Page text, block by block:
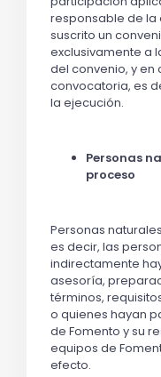
responsable de la
suscrito un
exclusivamente a
del convenio, y en
convocatoria, es
la ejecución.
Personas
proceso
Personas
es decir, las
indirectamente
asesoría,
términos,
o quienes hayan
de Fomento y su
equipos de
efecto.